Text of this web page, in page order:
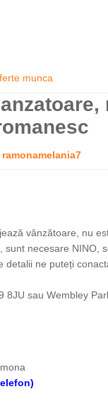
munca
ramonamelania7
vânzătoare, nu
sunt necesare NINO,
detalii ne puteți
8JU sau Wembley